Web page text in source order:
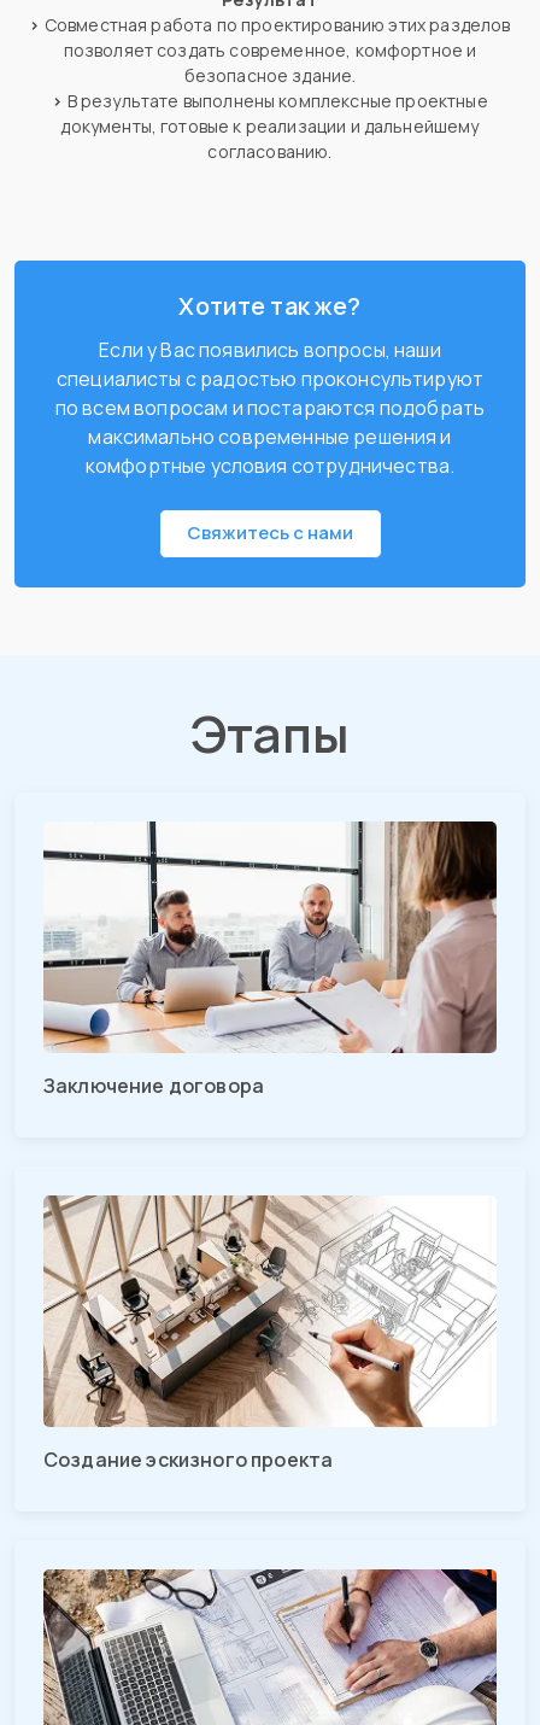
> Совместная работа по проектированию этих разделов
позволяет создать современное, комфортное и
безопасное здание.
> В результате выполнены комплексные проектные
документы, готовые к реализации и дальнейшему
согласованию.
Хотите так же?
Если у Вас появились вопросы, наши
специалисты с радостью проконсультируют
по всем вопросам и постараются подобрать
максимально современные решения и
комфортные условия сотрудничества.
Свяжитесь с нами
Этапы
Заключение договора
Создание эскизного проекта